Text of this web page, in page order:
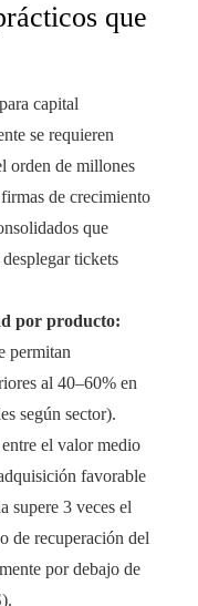
que
para capital
se requieren
orden de millones
de crecimiento
que
tickets
por producto:
permitan
al 40–60% en
según sector).
el valor medio
favorable
supere 3 veces el
de recuperación del
por debajo de